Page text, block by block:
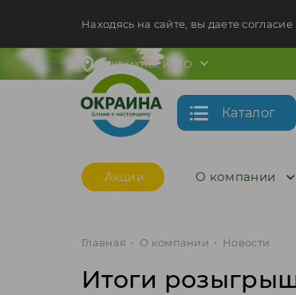
Находясь на сайте, вы даете
Мурманск и МО
Каталог
Акции О компании
Главная • О компании • Новости
Итоги